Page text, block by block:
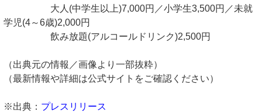
大人(中学生以上)7,000円／小学生3,500円／未就
学児(4～6歳)2,000円
飲み放題(アルコールドリンク)2,500円
（出典元の情報／画像より一部抜粋）
（最新情報や詳細は公式サイトをご確認ください）
※出典： プレスリリース